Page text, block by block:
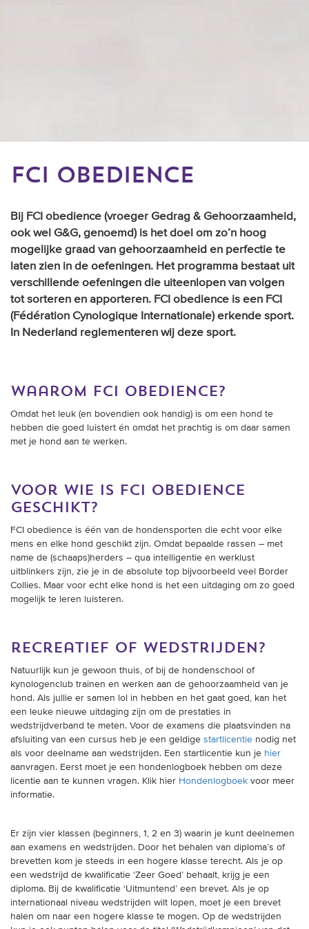
FCI OBEDIENCE
Bij FCI obedience (vroeger Gedrag & Gehoorzaamheid,
ook wel G&G, genoemd) is het doel om zo’n hoog
mogelijke graad van gehoorzaamheid en perfectie te
laten zien in de oefeningen. Het programma bestaat uit
verschillende oefeningen die uiteenlopen van volgen
tot sorteren en apporteren. FCI obedience is een FCI
(Fédération Cynologique Internationale) erkende sport.
In Nederland reglementeren wij deze sport.
waarom fci obedience?
Omdat het leuk (en bovendien ook handig) is om een hond te
hebben die goed luistert én omdat het prachtig is om daar samen
met je hond aan te werken.
voor wie is fci obedience
geschikt?
FCI obedience is één van de hondensporten die echt voor elke
mens en elke hond geschikt zijn. Omdat bepaalde rassen – met
name de (schaaps)herders – qua intelligentie en werklust
uitblinkers zijn, zie je in de absolute top bijvoorbeeld veel Border
Collies. Maar voor echt elke hond is het een uitdaging om zo goed
mogelijk te leren luisteren.
recreatief of wedstrijden?
Natuurlijk kun je gewoon thuis, of bij de hondenschool of
kynologenclub trainen en werken aan de gehoorzaamheid van je
hond. Als jullie er samen lol in hebben en het gaat goed, kan het
een leuke nieuwe uitdaging zijn om de prestaties in
wedstrijdverband te meten. Voor de examens die plaatsvinden na
afsluiting van een cursus heb je een geldige startlicentie nodig net
als voor deelname aan wedstrijden. Een startlicentie kun je hier
aanvragen. Eerst moet je een hondenlogboek hebben om deze
licentie aan te kunnen vragen. Klik hier Hondenlogboek voor meer
informatie.
Er zijn vier klassen (beginners, 1, 2 en 3) waarin je kunt deelnemen
aan examens en wedstrijden. Door het behalen van diploma’s of
brevetten kom je steeds in een hogere klasse terecht. Als je op
een wedstrijd de kwalificatie ‘Zeer Goed’ behaalt, krijg je een
diploma. Bij de kwalificatie ‘Uitmuntend’ een brevet. Als je op
internationaal niveau wedstrijden wilt lopen, moet je een brevet
halen om naar een hogere klasse te mogen. Op de wedstrijden